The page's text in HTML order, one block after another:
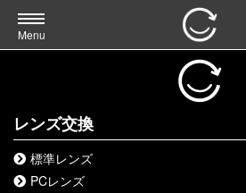
Menu
レンズ交換
標準レンズ
PCレンズ